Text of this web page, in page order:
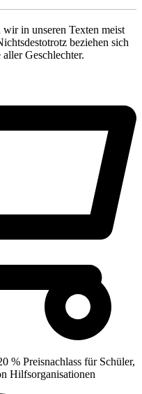
in unseren Texten meist
beziehen sich
Geschlechter.
% Preisnachlass für Schüler,
Hilfsorganisationen